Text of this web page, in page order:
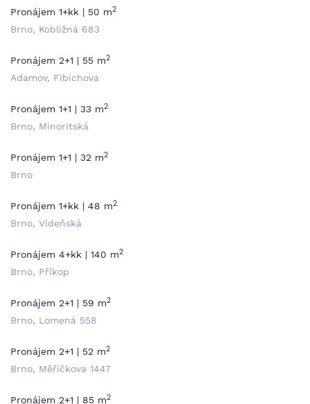
Pronájem 1+kk | 50 m2
Brno, Kobližná 683
Pronájem 2+1 | 55 m2
Adamov, Fibichova
Pronájem 1+1 | 33 m2
Brno, Minoritská
Pronájem 1+1 | 32 m2
Brno
Pronájem 1+kk | 48 m2
Brno, Vídeňská
Pronájem 4+kk | 140 m2
Brno, Příkop
Pronájem 2+1 | 59 m2
Brno, Lomená 558
Pronájem 2+1 | 52 m2
Brno, Měřičkova 1447
Pronájem 2+1 | 85 m2